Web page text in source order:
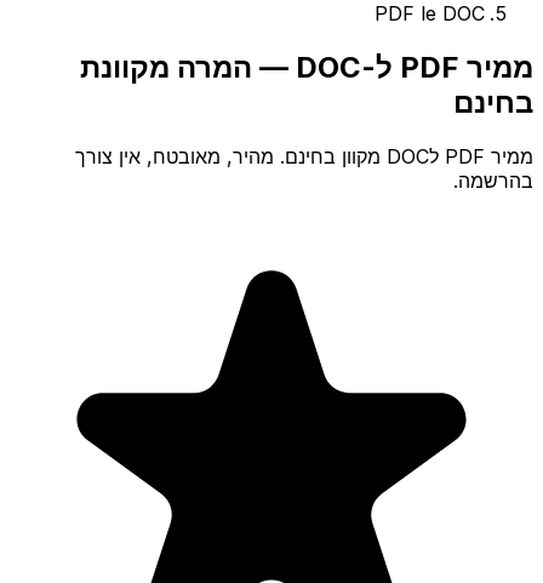
PDF le DOC
ממיר PDF ל-DOC — המרה מקוונת
בחינם
ממיר PDF לDOC מקוון בחינם. מהיר, מאובטח, אין צורך
בהרשמה.